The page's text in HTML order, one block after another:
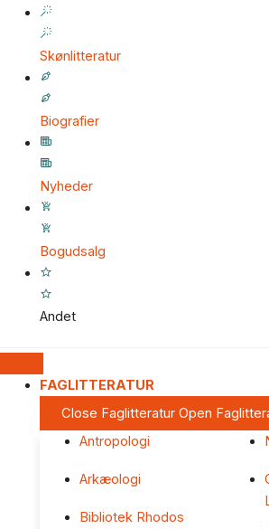
Skønlitteratur
Biografier
Nyheder
Bogudsalg
Andet
FAGLITTERATUR
Close Faglitteratur Open
Antropologi
Arkæologi
Bibliotek Rhodos